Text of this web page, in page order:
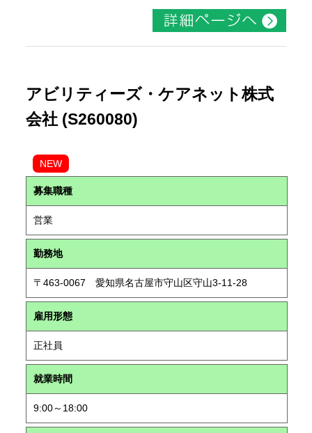
アビリティーズ・ケアネット株式
会社 (S260080)
NEW
募集職種
営業
勤務地
〒463-0067 愛知県名古屋市守山区守山3-11-28
雇用形態
正社員
就業時間
9:00～18:00